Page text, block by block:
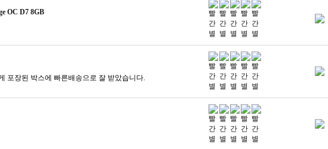
OC D7 8GB
포장된 박스에 빠른배송으로 잘 받았습니다.